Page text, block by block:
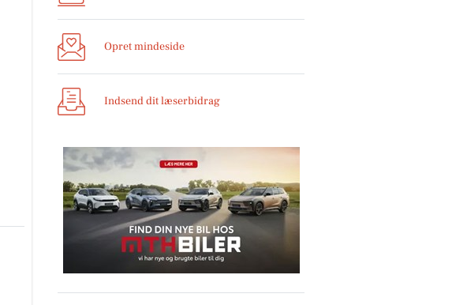
Opret mindeside
Indsend dit læserbidrag